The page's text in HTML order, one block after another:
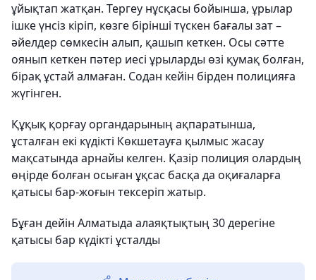
ұйықтап жатқан. Тергеу нұсқасы бойынша, ұрылар
ішке үнсіз кіріп, көзге бірінші түскен бағалы зат –
әйелдер сөмкесін алып, қашып кеткен. Осы сәтте
оянып кеткен пәтер иесі ұрыларды өзі қумақ болған,
бірақ ұстай алмаған. Содан кейін бірден полицияға
жүгінген.
Құқық қорғау органдарының ақпаратынша,
ұсталған екі күдікті Көкшетауға қылмыс жасау
мақсатында арнайы келген. Қазір полиция олардың
өңірде болған осыған ұқсас басқа да оқиғаларға
қатысы бар-жоғын тексеріп жатыр.
Бұған дейін Алматыда алаяқтықтың 30 дерегіне
қатысы бар күдікті ұсталды